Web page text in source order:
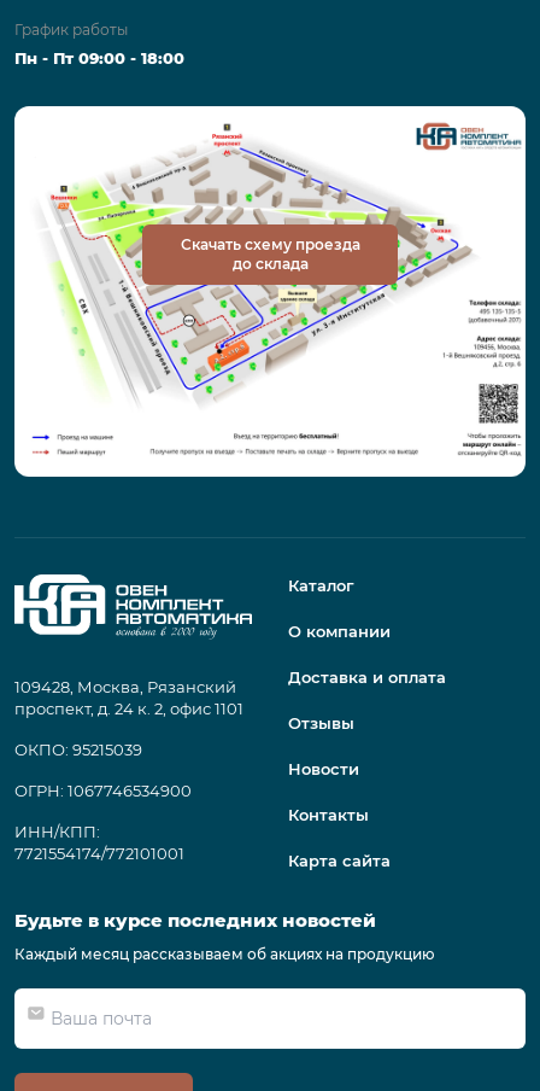
График работы
Пн - Пт 09:00 - 18:00
Скачать схему проезда
до склада
109428, Москва, Рязанский
проспект, д. 24 к. 2, офис 1101
ОКПО: 95215039
ОГРН: 1067746534900
ИНН/КПП:
7721554174/772101001
Каталог
О компании
Доставка и оплата
Отзывы
Новости
Контакты
Карта сайта
Будьте в курсе последних новостей
Каждый месяц рассказываем об акциях на продукцию